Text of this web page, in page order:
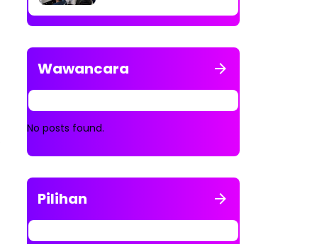
Wawancara
No posts found.
Pilihan